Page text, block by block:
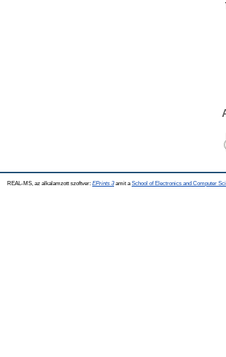
REAL-MS, az alkalamzott szoftver: EPrints 3amit a School of Electronics and Computer